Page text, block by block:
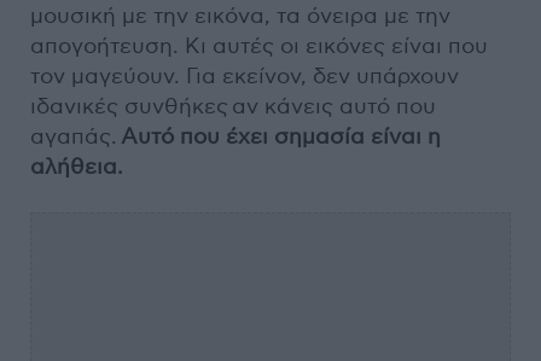
μουσική με την εικόνα, τα όνειρα με την
απογοήτευση. Κι αυτές οι εικόνες είναι που
τον μαγεύουν. Για εκείνον, δεν υπάρχουν
ιδανικές συνθήκες αν κάνεις αυτό που
αγαπάς. Αυτό που έχει σημασία είναι η
αλήθεια.